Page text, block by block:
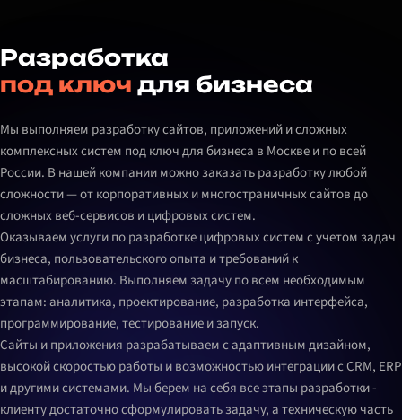
Разработка
под ключ для бизнеса
Мы выполняем разработку сайтов, приложений и сложных
комплексных систем под ключ для бизнеса в Москве и по всей
России. В нашей компании можно заказать разработку любой
сложности — от корпоративных и многостраничных сайтов до
сложных веб-сервисов и цифровых систем.
Оказываем услуги по разработке цифровых систем с учетом задач
бизнеса, пользовательского опыта и требований к
масштабированию. Выполняем задачу по всем необходимым
этапам: аналитика, проектирование, разработка интерфейса,
программирование, тестирование и запуск.
Сайты и приложения разрабатываем с адаптивным дизайном,
высокой скоростью работы и возможностью интеграции с CRM, ERP
и другими системами. Мы берем на себя все этапы разработки -
клиенту достаточно сформулировать задачу, а техническую часть